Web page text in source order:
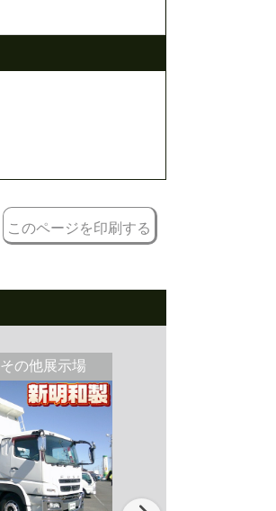
このページを印刷する
その他展示場